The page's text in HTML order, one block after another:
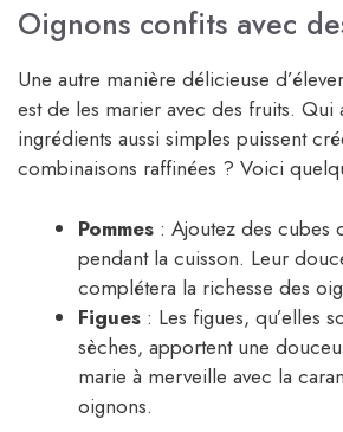
Oignons confits avec
Une autre manière délicieuse
est de les marier avec des fruits. Qui
ingrédients aussi simples puissent
combinaisons raffinées ? Voici
Pommes : Ajoutez des cubes
pendant la cuisson. Leur
complétera la richesse des
Figues : Les figues, qu’elles
sèches, apportent une
marie à merveille avec la
oignons.